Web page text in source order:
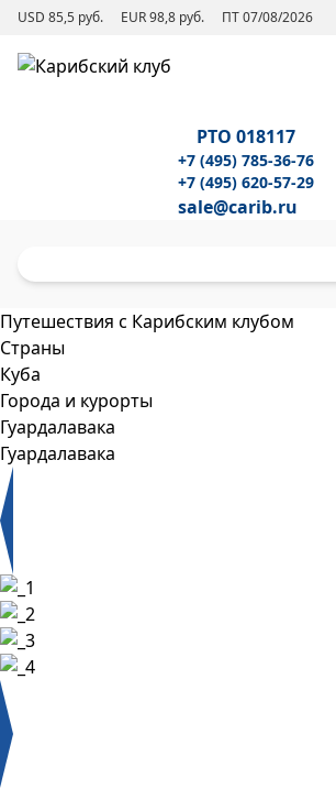
USD 85,5 руб. EUR 98,8 руб. ПТ 07/08/2026
РТО 018117
+7 (495) 785-36-76
+7 (495) 620-57-29
sale@carib.ru
Путешествия с Карибским клубом
Страны
Куба
Города и курорты
Гуардалавака
Гуардалавака